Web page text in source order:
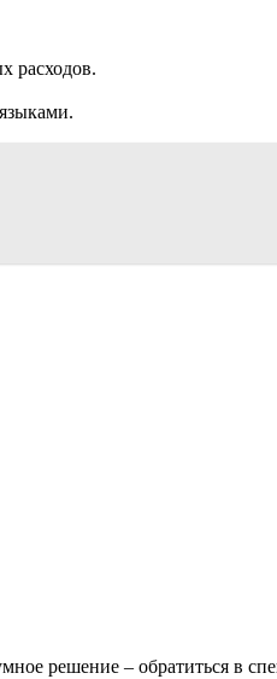
расходов.
решение – обратиться в